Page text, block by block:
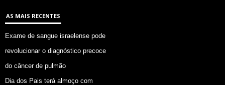
AS MAIS RECENTES
Exame de sangue israelense pode
revolucionar o diagnóstico precoce
do câncer de pulmão
Dia dos Pais terá almoço com